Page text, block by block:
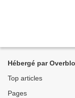
Hébergé par
Top articles
Pages